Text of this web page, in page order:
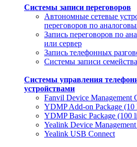
Системы записи переговоров
Автономные сетевые
переговоров по
Запись переговоров по
или сервер
Запись телефонных
Системы записи
Системы управления
устройствами
Fanvil Device Management
YDMP Add-on Package (10
YDMP Basic Package (100
Yealink Device
Yealink USB Connect